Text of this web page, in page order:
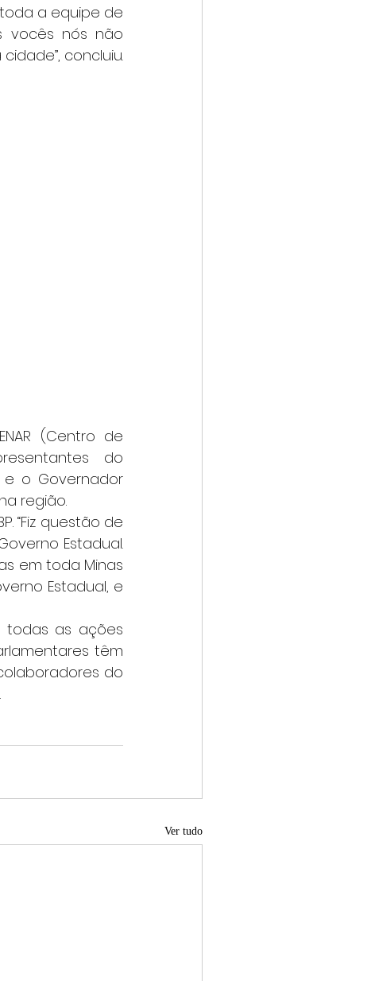
a equipe de
vocês nós não
concluiu.
do
e o Governador
região.
Estadual.
em toda Minas
Estadual, e
têm
do
Ver tudo